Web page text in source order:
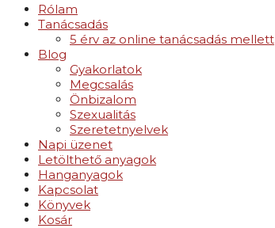
Rólam
Tanácsadás
5 érv az online tanácsadás mellett
Blog
Gyakorlatok
Megcsalás
Önbizalom
Szexualitás
Szeretetnyelvek
Napi üzenet
Letölthető anyagok
Hanganyagok
Kapcsolat
Könyvek
Kosár